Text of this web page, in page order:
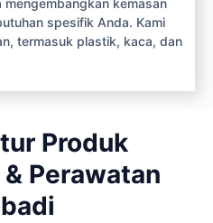
spesifik Anda. Kami
termasuk plastik, kaca, dan
Produk
Perawatan